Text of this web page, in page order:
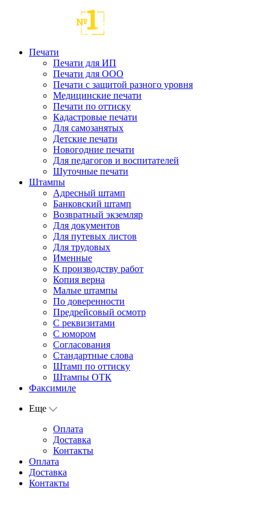
Печати
Печати для ИП
Печати для ООО
Печати с защитой разного уровня
Медицинские печати
Печати по оттиску
Кадастровые печати
Для самозанятых
Детские печати
Новогодние печати
Для педагогов и воспитателей
Шуточные печати
Штампы
Адресный штамп
Банковский штамп
Возвратный экземляр
Для документов
Для путевых листов
Для трудовых
Именные
К производству работ
Копия верна
Малые штампы
По доверенности
Предрейсовый осмотр
С реквизитами
С юмором
Согласования
Стандартные слова
Штамп по оттиску
Штампы ОТК
Факсимиле
Еще
Оплата
Доставка
Контакты
Оплата
Доставка
Контакты